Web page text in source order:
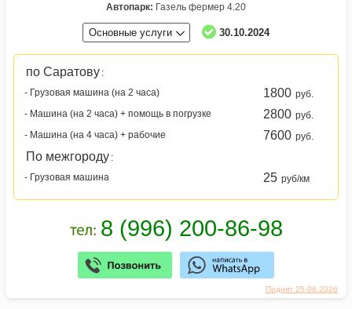
Поднят 25.06.2026
Автопарк: Газель фермер 4.20
Основные услуги 30.10.2024
по Саратову :
- Грузовая машина (на 2 часа)
1800 руб.
- Машина (на 2 часа) + помощь в погрузке
2800 руб.
- Машина (на 4 часа) + рабочие
7600 руб.
По межгороду :
- Грузовая машина
25 руб/км